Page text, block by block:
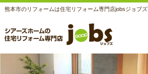
熊本市のリフォームは住宅リフォーム専門店jobsジョブズ